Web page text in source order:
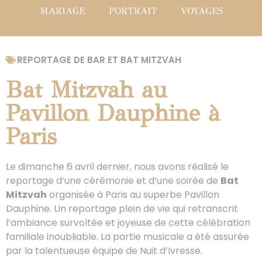
MARIAGE PORTRAIT VOYAGES
REPORTAGE DE BAR ET BAT MITZVAH
Bat Mitzvah au
Pavillon Dauphine à
Paris
Le dimanche 6 avril dernier, nous avons réalisé le
reportage d’une cérémonie et d’une soirée de Bat
Mitzvah organisée à Paris au superbe Pavillon
Dauphine. Un reportage plein de vie qui retranscrit
l’ambiance survoltée et joyeuse de cette célébration
familiale inoubliable. La partie musicale a été assurée
par la talentueuse équipe de Nuit d’Ivresse.